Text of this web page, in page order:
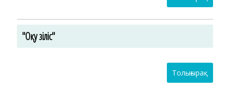
"Оқу үзіліс"
Толығырақ